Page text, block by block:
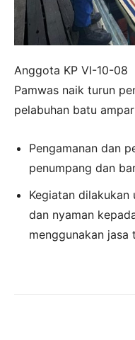
Anggota KP VI-10-08
Pamwas naik turun
pelabuhan batu ampar
Pengamanan dan
penumpang dan
Kegiatan dilakukan
dan nyaman
menggunakan jasa